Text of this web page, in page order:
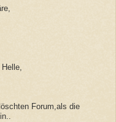
Forum,als die